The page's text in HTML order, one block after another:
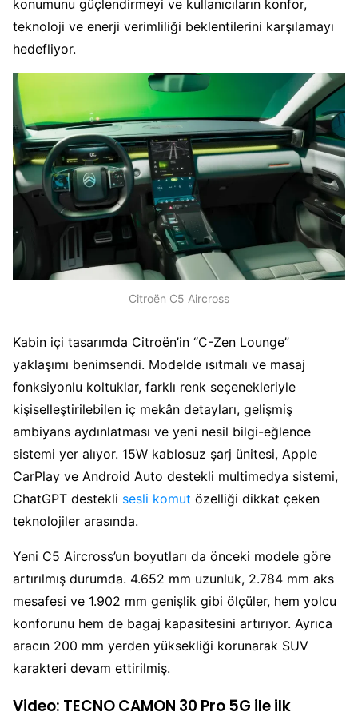
konumunu güçlendirmeyi ve kullanıcıların konfor,
teknoloji ve enerji verimliliği beklentilerini karşılamayı
hedefliyor.
Citroën C5 Aircross
Kabin içi tasarımda Citroën’in “C-Zen Lounge”
yaklaşımı benimsendi. Modelde ısıtmalı ve masaj
fonksiyonlu koltuklar, farklı renk seçenekleriyle
kişiselleştirilebilen iç mekân detayları, gelişmiş
ambiyans aydınlatması ve yeni nesil bilgi-eğlence
sistemi yer alıyor. 15W kablosuz şarj ünitesi, Apple
CarPlay ve Android Auto destekli multimedya sistemi,
ChatGPT destekli sesli komut özelliği dikkat çeken
teknolojiler arasında.
Yeni C5 Aircross’un boyutları da önceki modele göre
artırılmış durumda. 4.652 mm uzunluk, 2.784 mm aks
mesafesi ve 1.902 mm genişlik gibi ölçüler, hem yolcu
konforunu hem de bagaj kapasitesini artırıyor. Ayrıca
aracın 200 mm yerden yüksekliği korunarak SUV
karakteri devam ettirilmiş.
Video: TECNO CAMON 30 Pro 5G ile ilk